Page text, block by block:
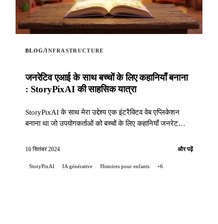
BLOG/INFRASTRUCTURE
जनरेटिव एआई के साथ बच्चों के लिए कहानियाँ बनाना
: StoryPixAI की साहसिक यात्रा
StoryPixAI के साथ मेरा उद्देश्य एक इंटरैक्टिव वेब एप्लिकेशन
बनाना था जो उपयोगकर्ताओं को बच्चों के लिए कहानियाँ जनरेट
से समृद्ध किया गया है...
16 सितंबर 2024 और पढ़ें
StoryPixAI IA générative Histoires pour enfants +6